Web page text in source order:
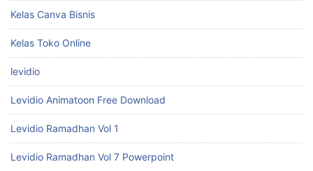
Kelas Canva Bisnis
Kelas Toko Online
levidio
Levidio Animatoon Free Download
Levidio Ramadhan Vol 1
Levidio Ramadhan Vol 7 Powerpoint